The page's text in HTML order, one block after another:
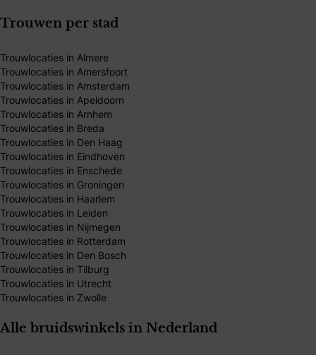
Trouwen per stad
Trouwlocaties in Almere
Trouwlocaties in Amersfoort
Trouwlocaties in Amsterdam
Trouwlocaties in Apeldoorn
Trouwlocaties in Arnhem
Trouwlocaties in Breda
Trouwlocaties in Den Haag
Trouwlocaties in Eindhoven
Trouwlocaties in Enschede
Trouwlocaties in Groningen
Trouwlocaties in Haarlem
Trouwlocaties in Leiden
Trouwlocaties in Nijmegen
Trouwlocaties in Rotterdam
Trouwlocaties in Den Bosch
Trouwlocaties in Tilburg
Trouwlocaties in Utrecht
Trouwlocaties in Zwolle
Alle bruidswinkels in Nederland